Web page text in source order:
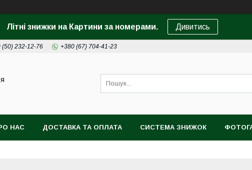
Літні знижки на Картини за номерами. Дивитись
(50) 232-12-76 +380 (67) 704-41-23
НАС ДОСТАВКА ТА ОПЛАТА СИСТЕМА ЗНИЖОК